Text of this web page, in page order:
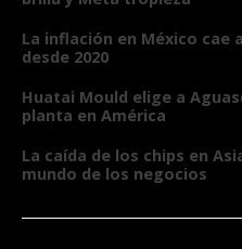
La inflación en México cae
desde 2020
Huatai Mould elige a
planta en América
La caída de los chips en
mundo de los negocios